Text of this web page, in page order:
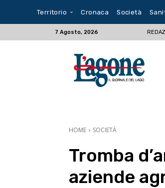
Territorio Cronaca Società
7 Agosto, 2026
HOME SOCIETÀ
Tromba
aziende